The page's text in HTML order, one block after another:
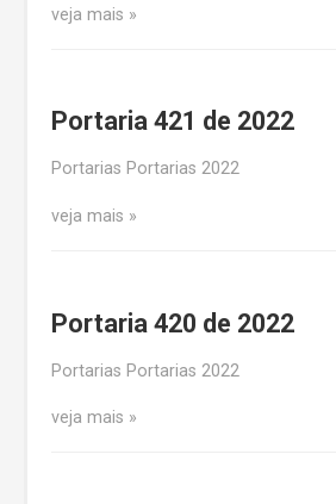
veja mais
Portaria 421 de 2022
Portarias Portarias 2022
veja mais
Portaria 420 de 2022
Portarias Portarias 2022
veja mais